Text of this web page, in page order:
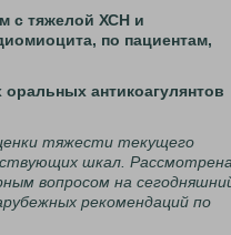
с тяжелой ХСН и
по пациентам,
антикоагулянтов
тяжести текущего
шкал.
вопросом на
рекомендаций по